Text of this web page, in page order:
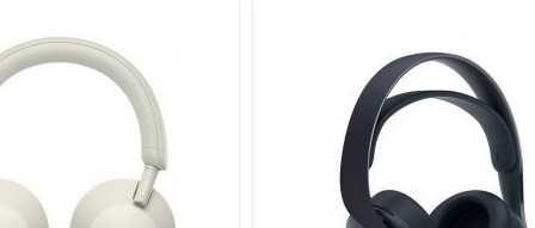
воспроизводимом в потоковых сервисах,
усилению динамичных басов и мощному звучанию,
технологии 360 Spatial Sound от Sony технология 360 Spatial
стереозвук в наушниках как пространственный звук.
анализ формы ваших ушей.